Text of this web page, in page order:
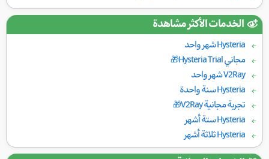
الخدمات الأكثر مشاهدة
Hysteria شهر واحد
مجاني Hysteria Trial🎁
V2Ray شهر واحد
Hysteria سنة واحدة
تجربة مجانية V2Ray🎁
Hysteria ستة أشهر
Hysteria ثلاثة أشهر